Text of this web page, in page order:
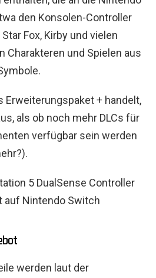
den Konsolen-Controller
Fox, Kirby und vielen
Charakteren und Spielen aus
Erweiterungspaket + handelt,
als ob noch mehr DLCs für
verfügbar sein werden
5 DualSense Controller
auf Nintendo Switch
werden laut der